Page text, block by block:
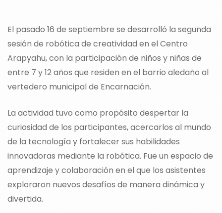
El pasado 16 de septiembre se desarrolló la segunda
sesión de robótica de creatividad en el Centro
Arapyahu, con la participación de niños y niñas de
entre 7 y 12 años que residen en el barrio aledaño al
vertedero municipal de Encarnación.
La actividad tuvo como propósito despertar la
curiosidad de los participantes, acercarlos al mundo
de la tecnología y fortalecer sus habilidades
innovadoras mediante la robótica. Fue un espacio de
aprendizaje y colaboración en el que los asistentes
exploraron nuevos desafíos de manera dinámica y
divertida.